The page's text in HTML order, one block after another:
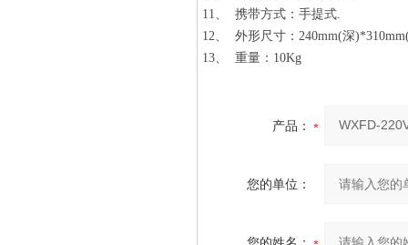
11、 携带方式：手提式.
12、 外形尺寸：240mm(深
13、 重量：10Kg
产品：
您的单位：